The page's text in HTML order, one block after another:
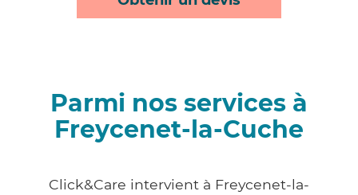
Parmi nos services à
Freycenet-la-Cuche
Click&Care intervient à Freycenet-la-